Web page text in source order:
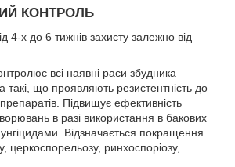
КОНТРОЛЬ
4-х до 6 тижнів захисту залежно від
всі наявні раси збудника
такі, що проявляють резистентність до
Підвищує ефективність
в разі використання в бакових
Відзначається покращення
церкоспорельозу, ринхоспоріозу,